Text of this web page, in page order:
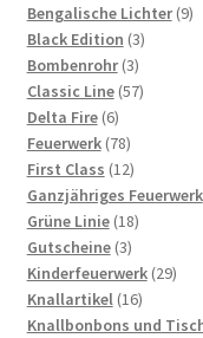
Bengalische Lichter 99
Black Edition 33
Bombenrohr 33
Produkte
Classic Line 5757
Delta Fire 66
Produkte
Feuerwerk 7878
Produkte
First Class 1212
Produkte
Ganzjähriges Feuerwerk
Grüne Linie 1818
Gutscheine 33
Produkte
Kinderfeuerwerk 2929
Knallartikel 1616
Produkte
Knallbonbons und